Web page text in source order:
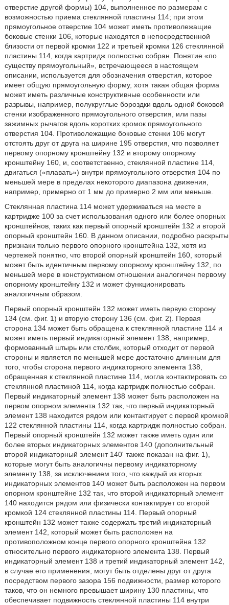
отверстие другой формы) 104, выполненное по размерам с
возможностью приема стеклянной пластины 114; при этом
прямоугольное отверстие 104 может иметь противолежащие
боковые стенки 106, которые находятся в непосредственной
близости от первой кромки 122 и третьей кромки 126 стеклянной
пластины 114, когда картридж полностью собран. Понятие «по
существу прямоугольный», встречающееся в настоящем
описании, используется для обозначения отверстия, которое
имеет общую прямоугольную форму, хотя такая общая форма
может иметь различные конструктивные особенности или
разрывы, например, полукруглые бороздки вдоль одной боковой
стенки изображенного прямоугольного отверстия, или пазы
зажимных рычагов вдоль коротких кромок прямоугольного
отверстия 104. Противолежащие боковые стенки 106 могут
отстоять друг от друга на ширине 195 отверстия, что позволяет
первому опорному кронштейну 132 и второму опорному
кронштейну 160, и, соответственно, стеклянной пластине 114,
двигаться («плавать») внутри прямоугольного отверстия 104 по
меньшей мере в пределах некоторого диапазона движения,
например, примерно от 1 мм до примерно 2 мм или меньше.
Стеклянная пластина 114 может удерживаться на месте в
картридже 100 за счет использования одного или более опорных
кронштейнов, таких как первый опорный кронштейн 132 и второй
опорный кронштейн 160. В данном описании, подробно раскрыты
признаки только первого опорного кронштейна 132, хотя из
чертежей понятно, что второй опорный кронштейн 160, который
может быть идентичным первому опорному кронштейну 132, по
меньшей мере в конструктивном отношении аналогичен первому
опорному кронштейну 132 и может функционировать
аналогичным образом.
Первый опорный кронштейн 132 может иметь первую сторону
134 (см. фиг. 1) и вторую сторону 136 (см. фиг. 2). Первая
сторона 134 может быть обращена к стеклянной пластине 114 и
может иметь первый индикаторный элемент 138, например,
формованный штырь или столбик, который отходит от первой
стороны и является по меньшей мере достаточно длинным для
того, чтобы сторона первого индикаторного элемента 138,
обращенная к стеклянной пластине 114, могла контактировать со
стеклянной пластиной 114, когда картридж полностью собран.
Первый индикаторный элемент 138 может быть расположен на
первом опорном элемента 132 так, что первый индикаторный
элемент 138 находится рядом или контактирует с первой кромкой
122 стеклянной пластины 114, когда картридж полностью собран.
Первый опорный кронштейн 132 может также иметь один или
более вторых индикаторных элементов 140 (дополнительный
второй индикаторный элемент 140' также показан на фиг. 1),
которые могут быть аналогичны первому индикаторному
элементу 138, за исключением того, что каждый из вторых
индикаторных элементов 140 может быть расположен на первом
опорном кронштейне 132 так, что второй индикаторный элемент
140 находится рядом или физически контактирует со второй
кромкой 124 стеклянной пластины 114. Первый опорный
кронштейн 132 может также содержать третий индикаторный
элемент 142, который может быть расположен на
противоположном конце первого опорного кронштейна 132
относительно первого индикаторного элемента 138. Первый
индикаторный элемент 138 и третий индикаторный элемент 142,
в случае его применения, могут быть отделены друг от друга
посредством первого зазора 156 подвижности, размер которого
таков, что он немного превышает ширину 130 пластины, что
обеспечивает подвижность стеклянной пластины 114 внутри